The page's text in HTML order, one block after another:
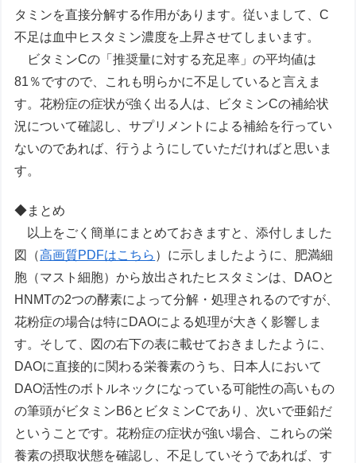
タミンを直接分解する作用があります。従いまして、C
不足は血中ヒスタミン濃度を上昇させてしまいます。
ビタミンCの「推奨量に対する充足率」の平均値は
81％ですので、これも明らかに不足していると言えま
す。花粉症の症状が強く出る人は、ビタミンCの補給状
況について確認し、サプリメントによる補給を行ってい
ないのであれば、行うようにしていただければと思いま
す。
◆まとめ
以上をごく簡単にまとめておきますと、添付しました
図（高画質PDFはこちら ）に示しましたように、肥満細
胞（マスト細胞）から放出されたヒスタミンは、DAOと
HNMTの2つの酵素によって分解・処理されるのですが、
花粉症の場合は特にDAOによる処理が大きく影響しま
す。そして、図の右下の表に載せておきましたように、
DAOに直接的に関わる栄養素のうち、日本人において
DAO活性のボトルネックになっている可能性の高いもの
の筆頭がビタミンB6とビタミンCであり、次いで亜鉛だ
ということです。花粉症の症状が強い場合、これらの栄
養素の摂取状態を確認し、不足していそうであれば、す